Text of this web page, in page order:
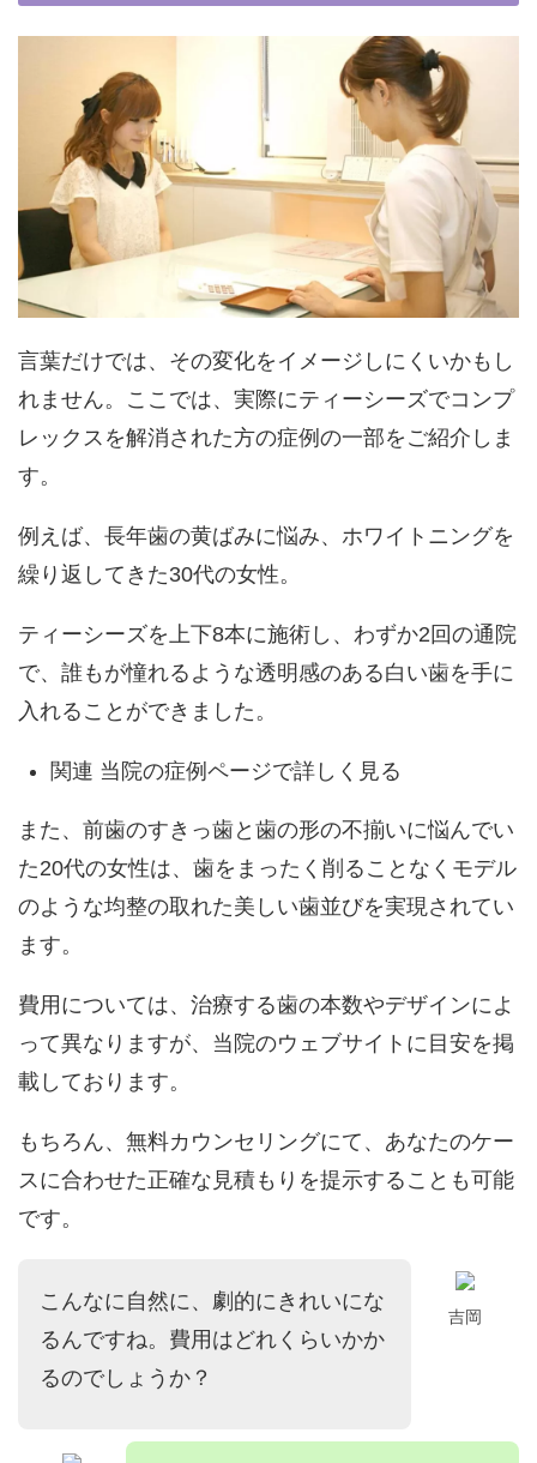
言葉だけでは、その変化をイメージしにくいかもし
れません。ここでは、実際にティーシーズでコンプ
レックスを解消された方の症例の一部をご紹介しま
す。
例えば、長年歯の黄ばみに悩み、ホワイトニングを
繰り返してきた30代の女性。
ティーシーズを上下8本に施術し、わずか2回の通院
で、誰もが憧れるような透明感のある白い歯を手に
入れることができました。
関連 当院の症例ページで詳しく見る
また、前歯のすきっ歯と歯の形の不揃いに悩んでい
た20代の女性は、歯をまったく削ることなくモデル
のような均整の取れた美しい歯並びを実現されてい
ます。
費用については、治療する歯の本数やデザインによ
って異なりますが、当院のウェブサイトに目安を掲
載しております。
もちろん、 無料カウンセリングにて、あなたのケー
スに合わせた正確な見積もりを提示することも可能
です。
吉岡
こんなに自然に、劇的にきれいにな
るんですね。費用はどれくらいかか
るのでしょうか？